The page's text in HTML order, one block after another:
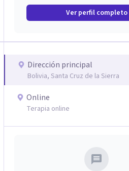
Ver perfil completo
Dirección principal
Bolivia, Santa Cruz de la Sierra
Online
Terapia online